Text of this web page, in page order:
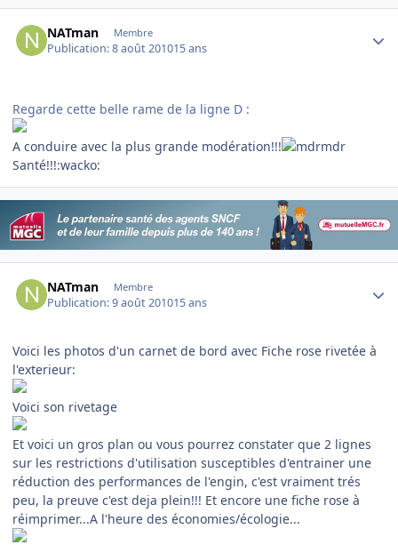
NATman Membre
Publication:8 août 201015 ans
Regarde cette belle rame de la ligne D :
A conduire avec la plus grande modération!!!
Santé!!!:wacko:
NATman Membre
Publication:9 août 201015 ans
Voici les photos d'un carnet de bord avec Fiche rose rivetée à
l'exterieur:
Voici son rivetage
Et voici un gros plan ou vous pourrez constater que 2 lignes
sur les restrictions d'utilisation susceptibles d'entrainer une
réduction des performances de l'engin, c'est vraiment trés
peu, la preuve c'est deja plein!!! Et encore une fiche rose à
réimprimer...A l'heure des économies/écologie...